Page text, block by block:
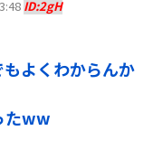
ID:2gH
よくわからんか
たww